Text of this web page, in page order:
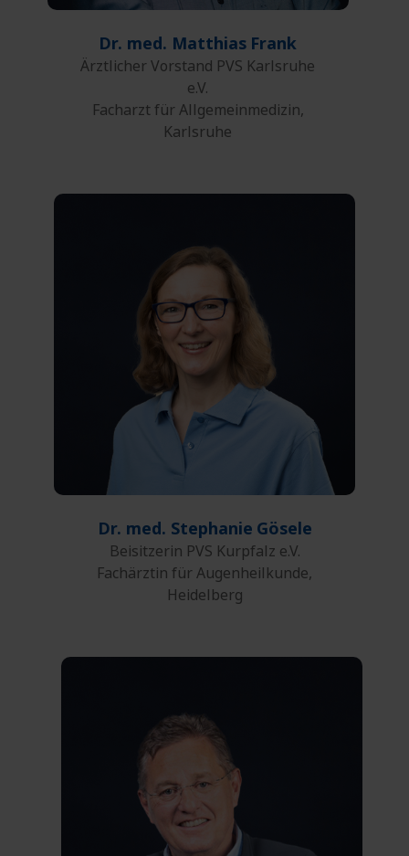
Dr. med. Matthias Frank
Ärztlicher Vorstand PVS Karlsruhe
e.V.
Facharzt für Allgemeinmedizin,
Karlsruhe
Telefon:
0621 164-208
Fax:
0621 164-5208
E-Mail
Dr. med. Stephanie Gösele
Beisitzerin PVS Kurpfalz e.V.
Fachärztin für Augenheilkunde,
Heidelberg
0761 27132-00
0761 27132-45
E-Mail